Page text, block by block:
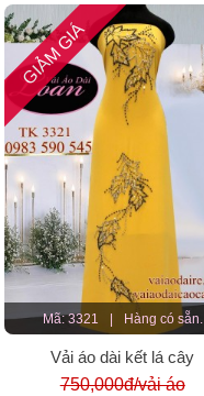
Mã: 3321 Hàng có sẵn.
GIẢM GIÁ
Vải áo dài kết lá cây
750,000đ/vải áo